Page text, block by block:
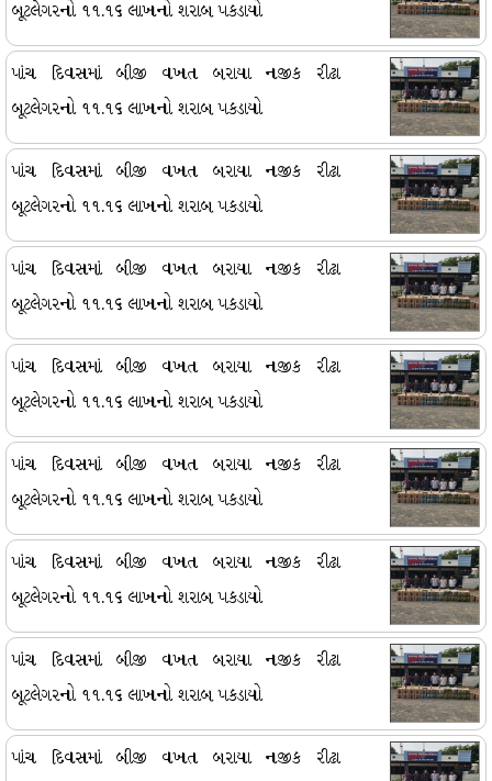
બૂટલેગરનો ૧૧.૧૬ લાખનો શરાબ પકડાયો
પાંચ દિવસમાં બીજી વખત બરાયા નજીક રીઢા
બૂટલેગરનો ૧૧.૧૬ લાખનો શરાબ પકડાયો
પાંચ દિવસમાં બીજી વખત બરાયા નજીક રીઢા
બૂટલેગરનો ૧૧.૧૬ લાખનો શરાબ પકડાયો
પાંચ દિવસમાં બીજી વખત બરાયા નજીક રીઢા
બૂટલેગરનો ૧૧.૧૬ લાખનો શરાબ પકડાયો
પાંચ દિવસમાં બીજી વખત બરાયા નજીક રીઢા
બૂટલેગરનો ૧૧.૧૬ લાખનો શરાબ પકડાયો
પાંચ દિવસમાં બીજી વખત બરાયા નજીક રીઢા
બૂટલેગરનો ૧૧.૧૬ લાખનો શરાબ પકડાયો
પાંચ દિવસમાં બીજી વખત બરાયા નજીક રીઢા
બૂટલેગરનો ૧૧.૧૬ લાખનો શરાબ પકડાયો
પાંચ દિવસમાં બીજી વખત બરાયા નજીક રીઢા
બૂટલેગરનો ૧૧.૧૬ લાખનો શરાબ પકડાયો
પાંચ દિવસમાં બીજી વખત બરાયા નજીક રીઢા